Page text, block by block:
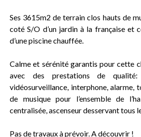
Ses 3615m2 de terrain clos hauts de
coté S/O d’un jardin à la française et
d’une piscine chauffée.
Calme et sérénité garantis pour cette
avec des prestations de
vidéosurveillance, interphone, alarme,
de musique pour l’ensemble de
centralisée, ascenseur desservant tous
Pas de travaux à prévoir. A découvrir !